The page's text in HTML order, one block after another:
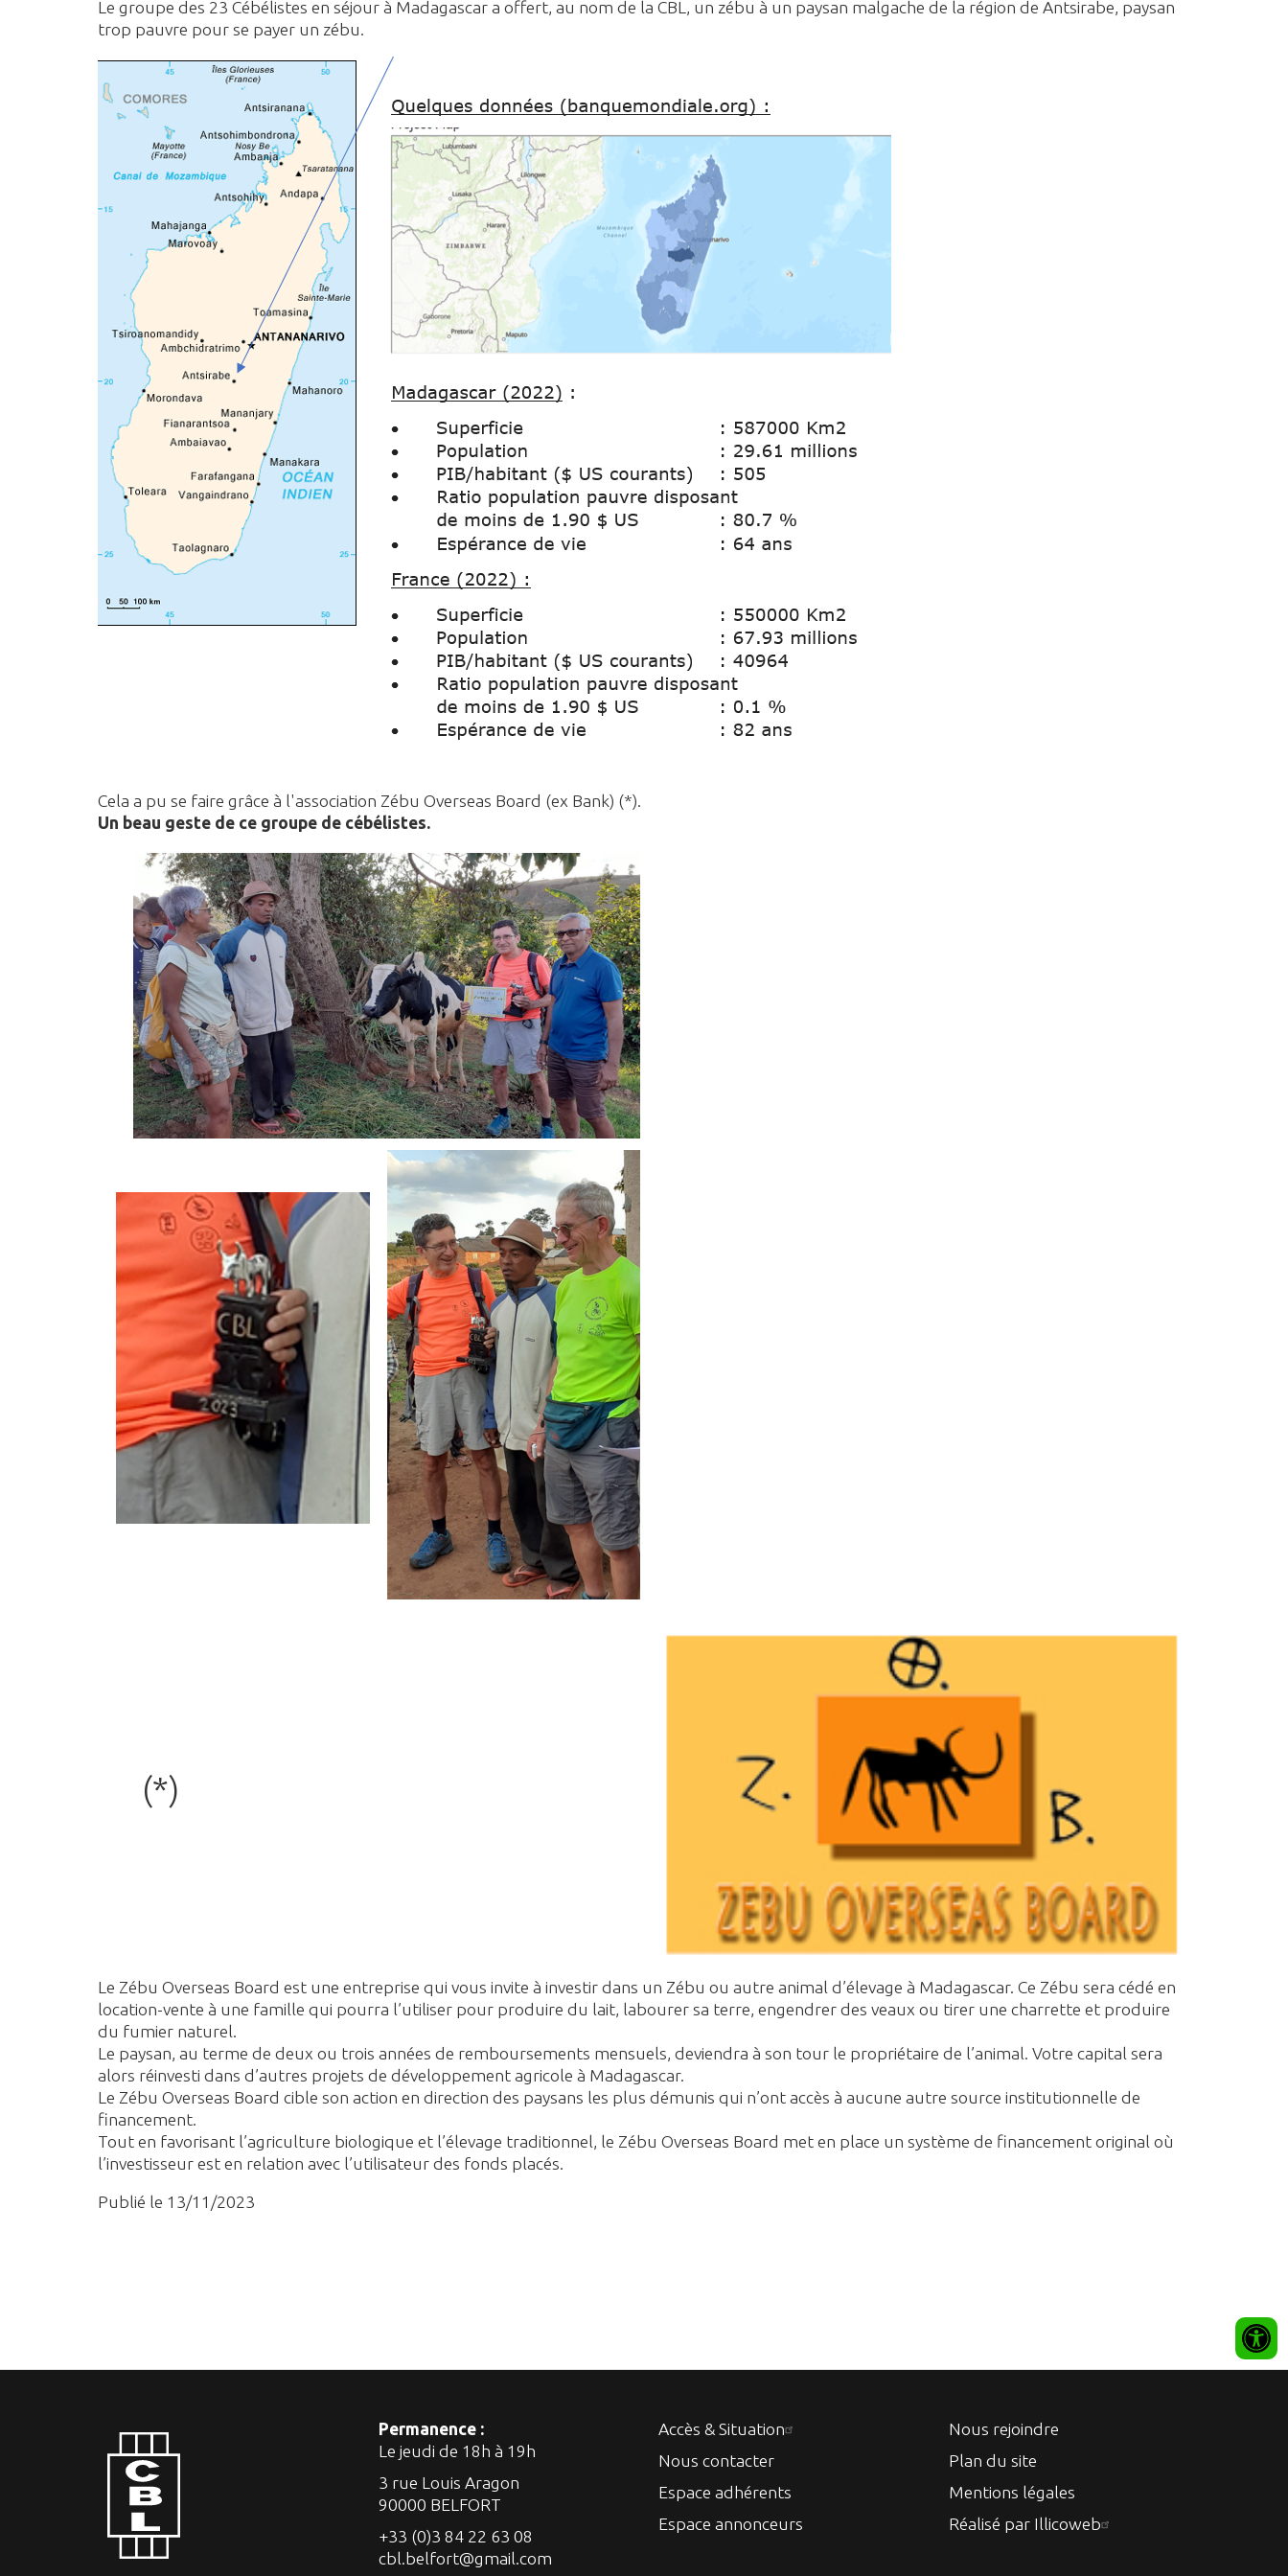
Le groupe des 23 Cébélistes en séjour à Madagascar a offert, au nom de la CBL, un zébu à un paysan malgache de la région de Antsirabe, paysan
trop pauvre pour se payer un zébu.
Cela a pu se faire grâce à l'association Zébu Overseas Board (ex Bank) (*).
Un beau geste de ce groupe de cébélistes.
(*)
Le Zébu Overseas Board est une entreprise qui vous invite à investir dans un Zébu ou autre animal d’élevage à Madagascar. Ce Zébu sera cédé en
location-vente à une famille qui pourra l’utiliser pour produire du lait, labourer sa terre, engendrer des veaux ou tirer une charrette et produire
du fumier naturel.
Le paysan, au terme de deux ou trois années de remboursements mensuels, deviendra à son tour le propriétaire de l’animal. Votre capital sera
alors réinvesti dans d’autres projets de développement agricole à Madagascar.
Le Zébu Overseas Board cible son action en direction des paysans les plus démunis qui n’ont accès à aucune autre source institutionnelle de
financement.
Tout en favorisant l’agriculture biologique et l’élevage traditionnel, le Zébu Overseas Board met en place un système de financement original où
l’investisseur est en relation avec l’utilisateur des fonds placés.
Publié le 13/11/2023
Permanence :
Le jeudi de 18h à 19h
3 rue Louis Aragon
90000 BELFORT
+33 (0)3 84 22 63 08
cbl.belfort@gmail.com
Accès & Situation
Nous contacter
Espace adhérents
Espace annonceurs
Nous rejoindre
Plan du site
Mentions légales
Réalisé par Illicoweb